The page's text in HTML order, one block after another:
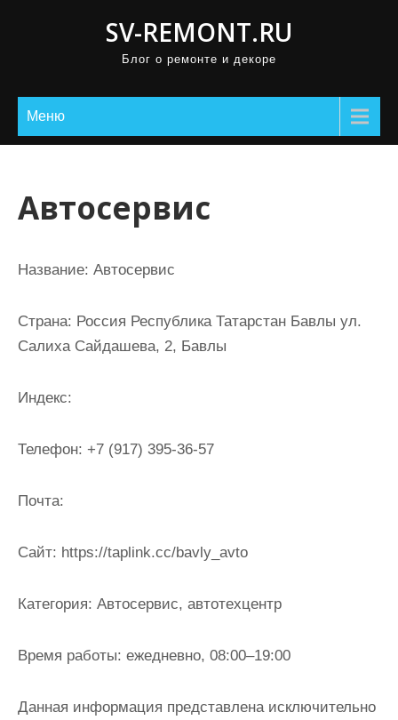
SV-REMONT.RU
Блог о ремонте и декоре
Меню
Автосервис
Название: Автосервис
Страна: Россия Республика Татарстан Бавлы ул.
Салиха Сайдашева, 2, Бавлы
Индекс:
Телефон: +7 (917) 395-36-57
Почта:
Cайт: https://taplink.cc/bavly_avto
Категория: Автосервис, автотехцентр
Время работы: ежедневно, 08:00–19:00
Данная информация представлена исключительно